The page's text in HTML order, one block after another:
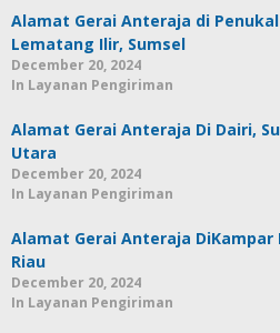
Alamat Gerai Anteraja di
Lematang Ilir, Sumsel
December 20, 2024
In Layanan Pengiriman
Alamat Gerai Anteraja Di Dairi,
Utara
December 20, 2024
In Layanan Pengiriman
Alamat Gerai Anteraja DiKampar
Riau
December 20, 2024
In Layanan Pengiriman